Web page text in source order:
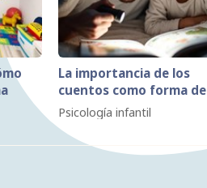
La importancia de los
cuentos como forma de
crear un tiempo para
compartir juntos
Psicología infantil